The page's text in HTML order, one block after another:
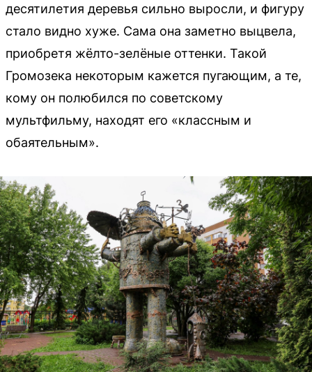
десятилетия деревья сильно выросли, и фигуру
стало видно хуже. Сама она заметно выцвела,
приобретя жёлто-зелёные оттенки. Такой
Громозека некоторым кажется пугающим, а те,
кому он полюбился по советскому
мультфильму, находят его «классным и
обаятельным».